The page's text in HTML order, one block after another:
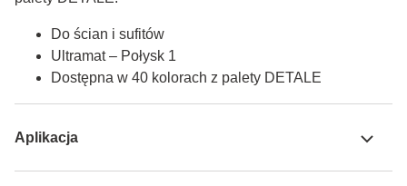
Do ścian i sufitów
Ultramat – Połysk 1
Dostępna w 40 kolorach z palety DETALE
Aplikacja